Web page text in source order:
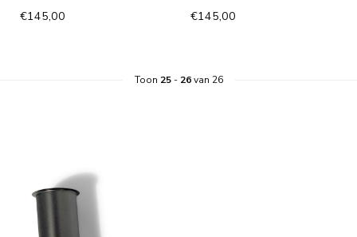
€145,00 €145,00
Toon 25- 26van 26